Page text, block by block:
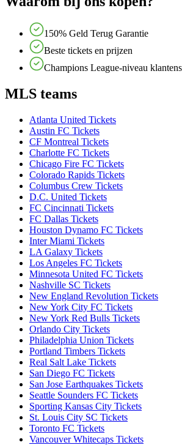
150% Geld Terug Garantie
Beste tickets en prijzen
Champions League-niveau
MLS teams
Atlanta United Tickets
Austin FC Tickets
CF Montreal Tickets
Charlotte FC Tickets
Chicago Fire FC Tickets
Colorado Rapids Tickets
Columbus Crew Tickets
D.C. United Tickets
FC Cincinnati Tickets
FC Dallas Tickets
Houston Dynamo FC Tickets
Inter Miami Tickets
LA Galaxy Tickets
Los Angeles FC Tickets
Minnesota United FC Tickets
Nashville SC Tickets
New England Revolution Tickets
New York City FC Tickets
New York Red Bulls Tickets
Orlando City Tickets
Philadelphia Union Tickets
Portland Timbers Tickets
Real Salt Lake Tickets
San Diego FC Tickets
San Jose Earthquakes Tickets
Seattle Sounders FC Tickets
Sporting Kansas City Tickets
St. Louis City SC Tickets
Toronto FC Tickets
Vancouver Whitecaps Tickets